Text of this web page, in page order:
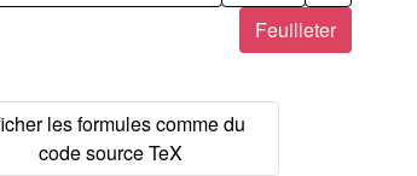
Feuilleter